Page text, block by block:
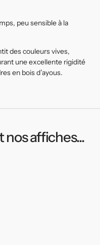
peu sensible à la
des couleurs vives,
une excellente rigidité
en bois d’ayous.
affiches...